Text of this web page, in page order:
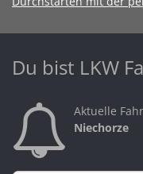
Du bist LKW
Aktuelle
Niechorze